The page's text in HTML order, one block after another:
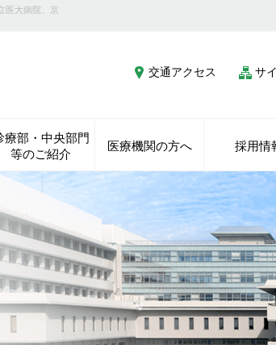
医大病院、京
交通アクセス サ
療部・中央部門
等のご紹介
医療機関の方へ 採用情